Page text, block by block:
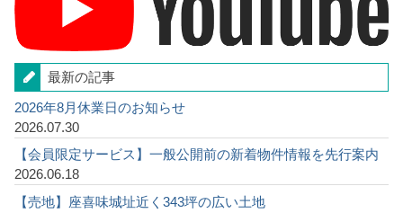
最新の記事
2026年8月休業日のお知らせ
2026.07.30
【会員限定サービス】一般公開前の新着物件情報を先行案内
2026.06.18
【売地】座喜味城址近く343坪の広い土地